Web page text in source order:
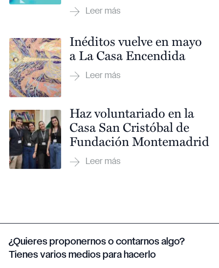
Inéditos vuelve en mayo
a La Casa Encendida
Haz voluntariado en la
Casa San Cristóbal de
Fundación Montemadrid
¿Quieres proponernos o contarnos algo?
Tienes varios medios para hacerlo